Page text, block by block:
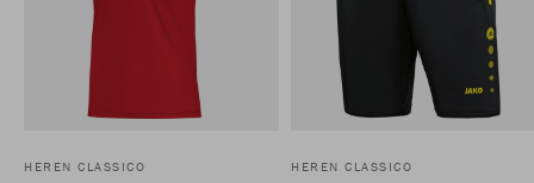
HEREN CLASSICO HEREN CLASSICO